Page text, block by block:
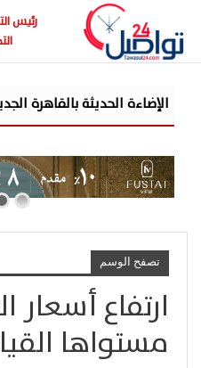
رئيس
تصفح الوسم
ارتفاع أسعار
مستواها